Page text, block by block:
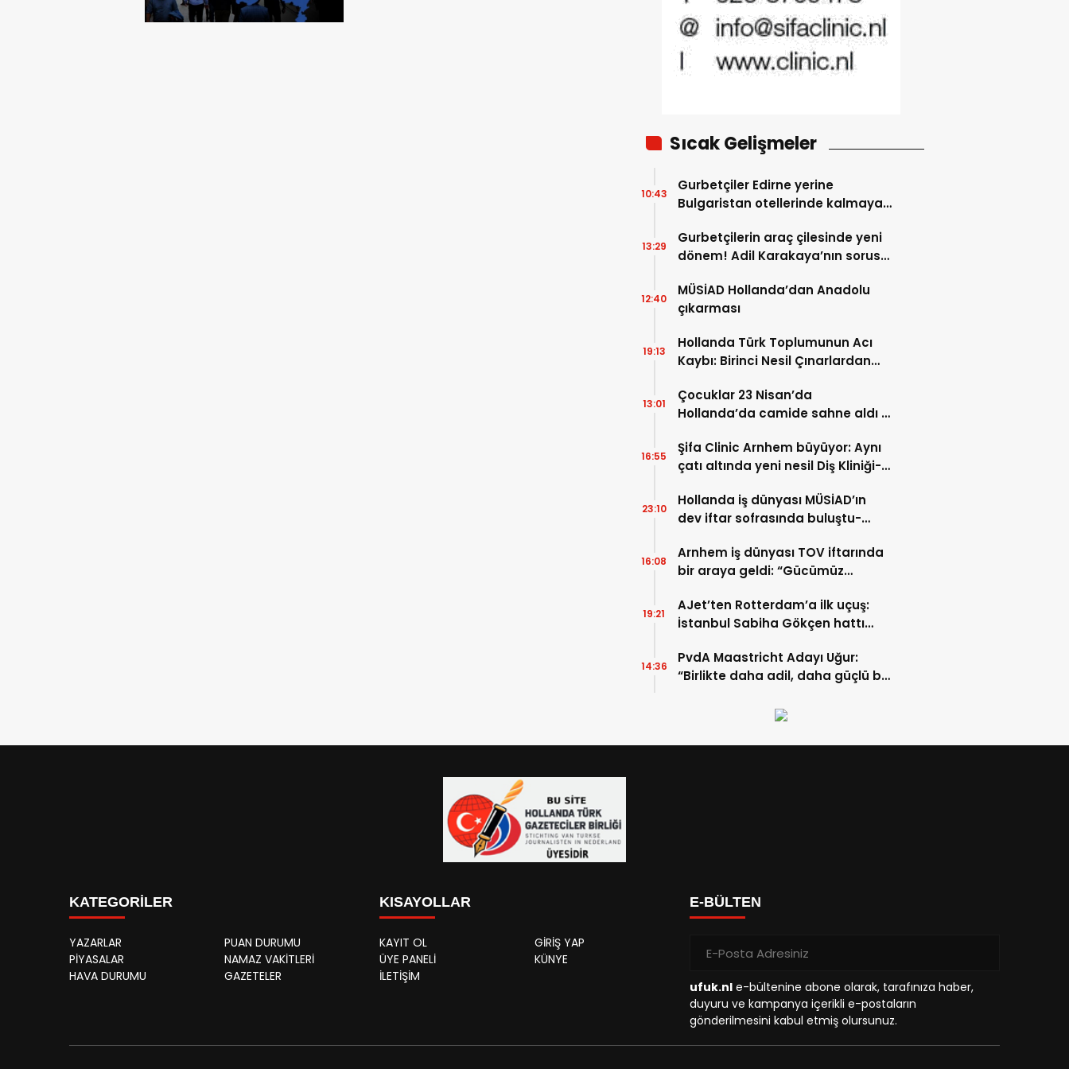
Sıcak Gelişmeler
Gurbetçiler Edirne yerine
Bulgaristan otellerinde kalmaya
10:43
Gurbetçilerin araç çilesinde yeni
dönem! Adil Karakaya’nın sorusu
13:29
MÜSİAD Hollanda’dan Anadolu
çıkarması
12:40
Hollanda Türk Toplumunun Acı
Kaybı: Birinci Nesil Çınarlardan
19:13
Çocuklar 23 Nisan’da
Hollanda’da camide sahne aldı –
13:01
Şifa Clinic Arnhem büyüyor: Aynı
çatı altında yeni nesil Diş Kliniği-
16:55
Hollanda iş dünyası MÜSİAD’ın
dev iftar sofrasında buluştu-
23:10
Arnhem iş dünyası TOV iftarında
bir araya geldi: “Gücümüz
16:08
AJet’ten Rotterdam’a ilk uçuş:
İstanbul Sabiha Gökçen hattı
19:21
PvdA Maastricht Adayı Uğur:
“Birlikte daha adil, daha güçlü bir
14:36
KATEGORİLER
YAZARLAR
PUAN DURUMU
PİYASALAR
NAMAZ VAKİTLERİ
HAVA DURUMU
GAZETELER
KISAYOLLAR
KAYIT OL
GİRİŞ YAP
ÜYE PANELİ
KÜNYE
İLETİŞİM
E-BÜLTEN
ufuk.nl e-bültenine abone olarak, tarafınıza haber,
duyuru ve kampanya içerikli e-postaların
gönderilmesini kabul etmiş olursunuz.